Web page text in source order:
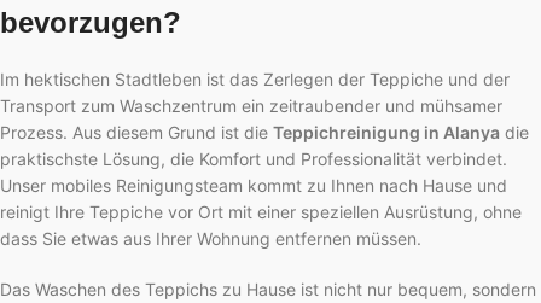
bevorzugen?
Im hektischen Stadtleben ist das Zerlegen der Teppiche und der
Transport zum Waschzentrum ein zeitraubender und mühsamer
Prozess. Aus diesem Grund ist die Teppichreinigung in Alanya die
praktischste Lösung, die Komfort und Professionalität verbindet.
Unser mobiles Reinigungsteam kommt zu Ihnen nach Hause und
reinigt Ihre Teppiche vor Ort mit einer speziellen Ausrüstung, ohne
dass Sie etwas aus Ihrer Wohnung entfernen müssen.
Das Waschen des Teppichs zu Hause ist nicht nur bequem, sondern